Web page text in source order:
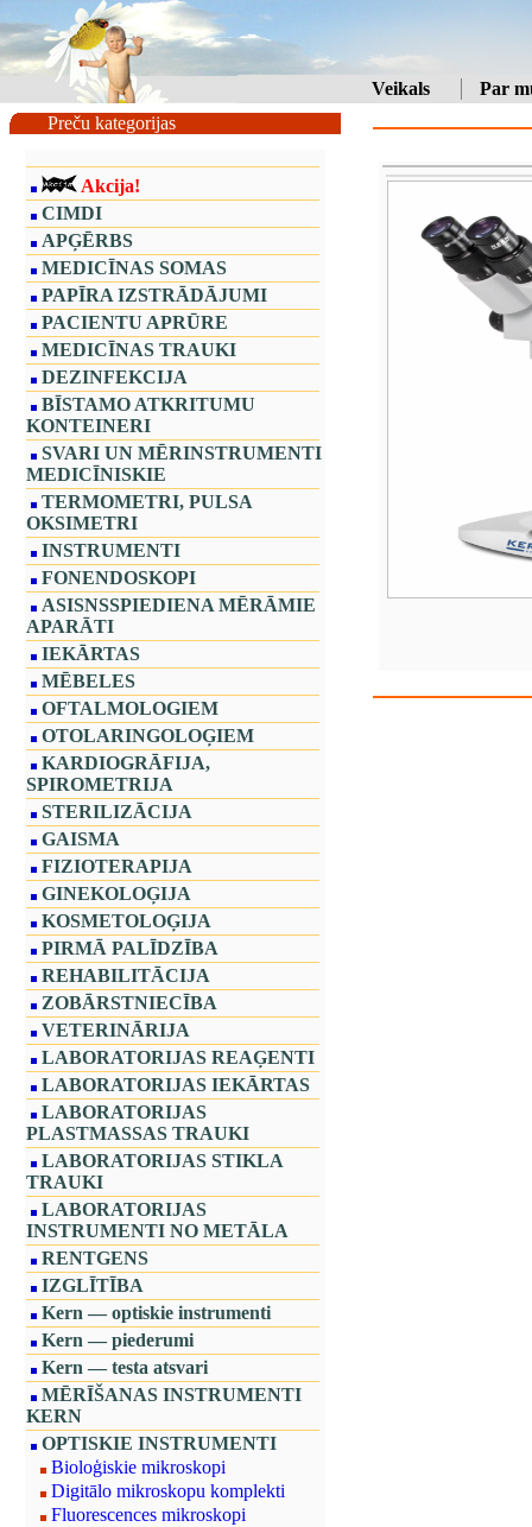
Veikals
Par
Preču kategorijas
Akcija!
CIMDI
APĢĒRBS
MEDICĪNAS SOMAS
PAPĪRA IZSTRĀDĀJUMI
PACIENTU APRŪRE
MEDICĪNAS TRAUKI
DEZINFEKCIJA
BĪSTAMO ATKRITUMU
KONTEINERI
SVARI UN MĒRINSTRUMENTI
MEDICĪNISKIE
TERMOMETRI, PULSA
OKSIMETRI
INSTRUMENTI
FONENDOSKOPI
ASISNSSPIEDIENA MĒRĀMIE
APARĀTI
IEKĀRTAS
MĒBELES
OFTALMOLOGIEM
OTOLARINGOLOĢIEM
KARDIOGRĀFIJA,
SPIROMETRIJA
STERILIZĀCIJA
GAISMA
FIZIOTERAPIJA
GINEKOLOĢIJA
KOSMETOLOĢIJA
PIRMĀ PALĪDZĪBA
REHABILITĀCIJA
ZOBĀRSTNIECĪBA
VETERINĀRIJA
LABORATORIJAS REAĢENTI
LABORATORIJAS IEKĀRTAS
LABORATORIJAS
PLASTMASSAS TRAUKI
LABORATORIJAS STIKLA
TRAUKI
LABORATORIJAS
INSTRUMENTI NO METĀLA
RENTGENS
IZGLĪTĪBA
Kern — optiskie instrumenti
Kern — piederumi
Kern — testa atsvari
MĒRĪŠANAS INSTRUMENTI
KERN
OPTISKIE INSTRUMENTI
Bioloģiskie mikroskopi
Digitālo mikroskopu komplekti
Fluorescences mikroskopi